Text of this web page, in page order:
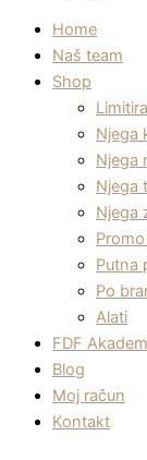
Home
Naš team
Shop
Njega
Njega
Njega
Njega
Putna
Po
Alati
FDF
Blog
Moj račun
Kontakt